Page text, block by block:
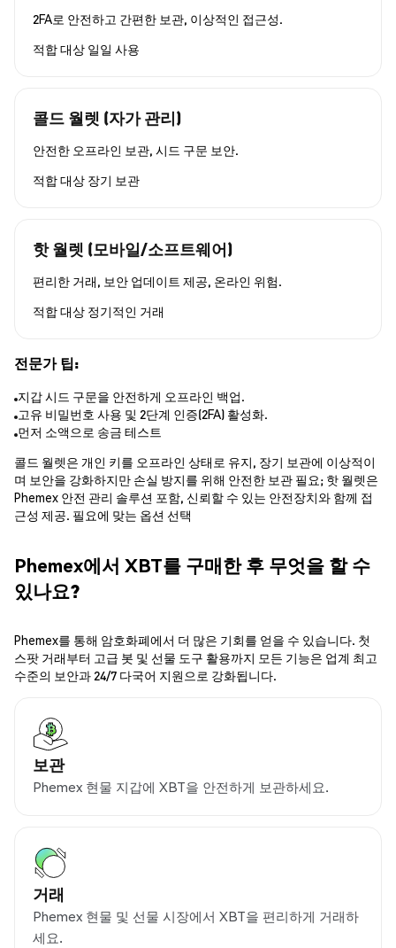
2FA로 안전하고 간편한 보관, 이상적인 접근성.
적합 대상 일일 사용
콜드 월렛 (자가 관리)
안전한 오프라인 보관, 시드 구문 보안.
적합 대상 장기 보관
핫 월렛 (모바일/소프트웨어)
편리한 거래, 보안 업데이트 제공, 온라인 위험.
적합 대상 정기적인 거래
전문가 팁:
지갑 시드 구문을 안전하게 오프라인 백업.
고유 비밀번호 사용 및 2단계 인증(2FA) 활성화.
먼저 소액으로 송금 테스트
콜드 월렛은 개인 키를 오프라인 상태로 유지, 장기 보관에 이상적이
며 보안을 강화하지만 손실 방지를 위해 안전한 보관 필요; 핫 월렛은
Phemex 안전 관리 솔루션 포함, 신뢰할 수 있는 안전장치와 함께 접
근성 제공. 필요에 맞는 옵션 선택
Phemex에서 XBT를 구매한 후 무엇을 할 수
있나요?
Phemex를 통해 암호화폐에서 더 많은 기회를 얻을 수 있습니다. 첫
스팟 거래부터 고급 봇 및 선물 도구 활용까지 모든 기능은 업계 최고
수준의 보안과 24/7 다국어 지원으로 강화됩니다.
보관
Phemex 현물 지갑에 XBT을 안전하게 보관하세요.
거래
Phemex 현물 및 선물 시장에서 XBT을 편리하게 거래하
세요.